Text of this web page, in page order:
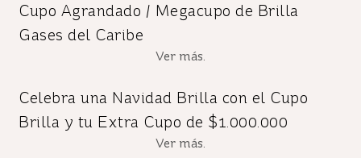
Cupo Agrandado / Megacupo de Brilla
Gases del Caribe
Ver más.
Celebra una Navidad Brilla con el Cupo
Brilla y tu Extra Cupo de $1.000.000
Ver más.